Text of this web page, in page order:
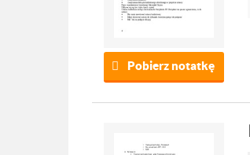
Pobierz notatkę